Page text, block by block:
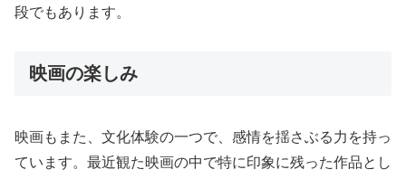
段でもあります。
映画の楽しみ
映画もまた、文化体験の一つで、感情を揺さぶる力を持っ
ています。最近観た映画の中で特に印象に残った作品とし